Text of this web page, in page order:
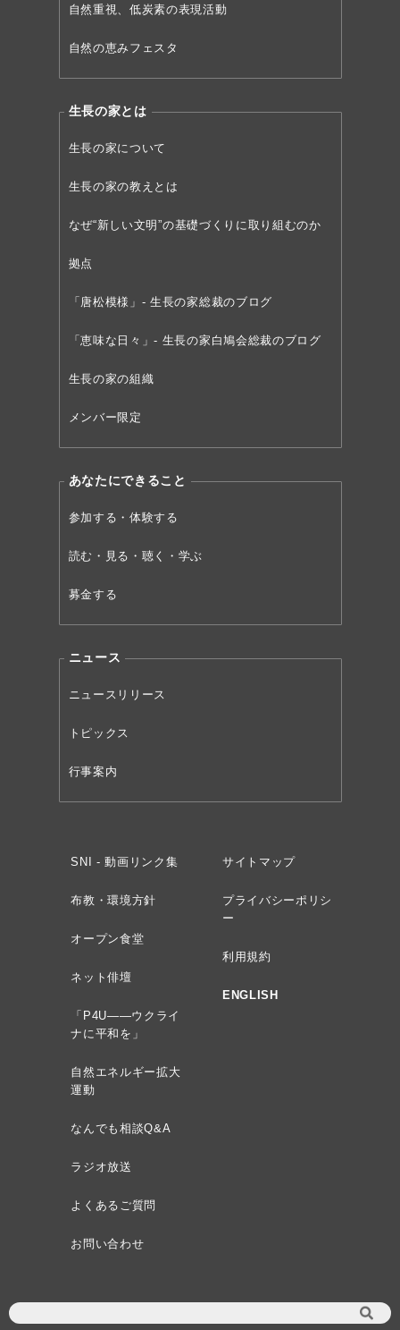
自然重視、低炭素の表現活動
自然の恵みフェスタ
生長の家とは
生長の家について
生長の家の教えとは
なぜ“新しい文明”の基礎づくりに取り組むのか
拠点
「唐松模様」- 生長の家総裁のブログ
「恵味な日々」- 生長の家白鳩会総裁のブログ
生長の家の組織
メンバー限定
あなたにできること
参加する・体験する
読む・見る・聴く・学ぶ
募金する
ニュース
ニュースリリース
トピックス
行事案内
SNI - 動画リンク集
布教・環境方針
オープン食堂
ネット俳壇
「P4U——ウクライ
ナに平和を」
自然エネルギー拡大
運動
なんでも相談Q&A
ラジオ放送
よくあるご質問
お問い合わせ
サイトマップ
プライバシーポリシ
ー
利用規約
ENGLISH